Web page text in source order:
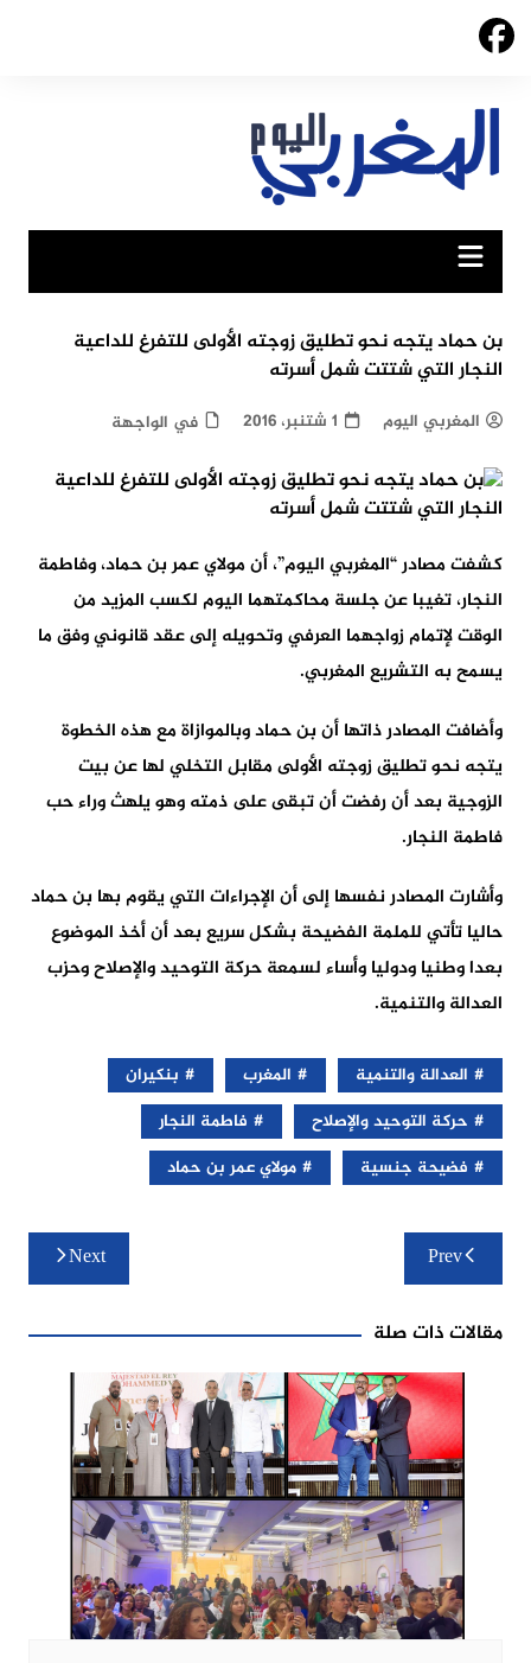
Skip
بن حماد يتجه نحو تطليق زوجته الأولى للتفرغ للداعية
النجار التي شتتت شمل أسرته
المغربي اليوم 1 شتنبر، 2016 في الواجهة
كشفت مصادر “المغربي اليوم”، أن مولاي عمر بن حماد، وفاطمة
النجار، تغيبا عن جلسة محاكمتهما اليوم لكسب المزيد من
الوقت لإتمام زواجهما العرفي وتحويله إلى عقد قانوني وفق ما
يسمح به التشريع المغربي.
وأضافت المصادر ذاتها أن بن حماد وبالموازاة مع هذه الخطوة
يتجه نحو تطليق زوجته الأولى مقابل التخلي لها عن بيت
الزوجية بعد أن رفضت أن تبقى على ذمته وهو يلهث وراء حب
فاطمة النجار.
وأشارت المصادر نفسها إلى أن الإجراءات التي يقوم بها بن حماد
حاليا تأتي للملمة الفضيحة بشكل سريع بعد أن أخذ الموضوع
بعدا وطنيا ودوليا وأساء لسمعة حركة التوحيد والإصلاح وحزب
العدالة والتنمية.
العدالة والتنمية المغرب
بنكيران
حركة التوحيد والإصلاح
فاطمة النجار
فضيحة جنسية
مولاي عمر بن حماد
تصفّح
المقالات
Prev
Next
مقالات ذات صلة